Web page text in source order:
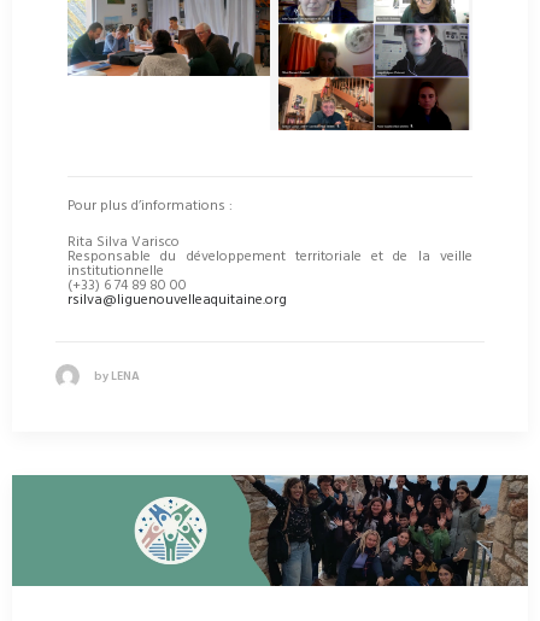
Pour plus d’informations :
Rita Silva Varisco
Responsable du développement territoriale et de la veille
institutionnelle
(+33) 6 74 89 80 00
rsilva@liguenouvelleaquitaine.org
by LENA